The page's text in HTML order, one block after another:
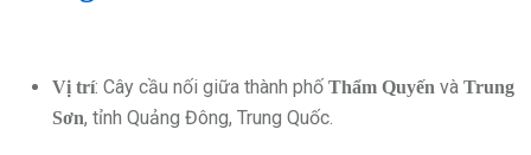
Vị trí: Cây cầu nối giữa thành phố Thẩm Quyến và Trung
Sơn, tỉnh Quảng Đông, Trung Quốc.